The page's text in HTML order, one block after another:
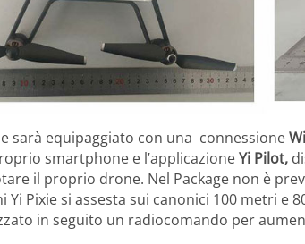
sarà equipaggiato con una connessione
smartphone e l’applicazioneYi Pilot,
il proprio drone. Nel Package non è
Yi Pixie si assesta sui canonici 100 metri e
in seguito un radiocomando per